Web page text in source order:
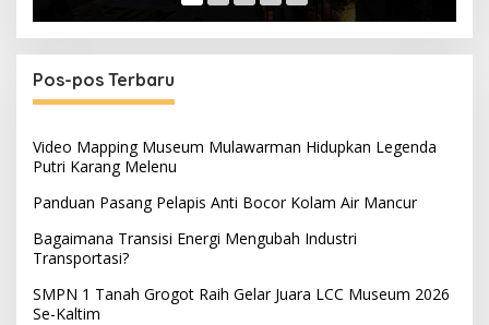
Pos-pos Terbaru
Video Mapping Museum Mulawarman Hidupkan Legenda
Putri Karang Melenu
Panduan Pasang Pelapis Anti Bocor Kolam Air Mancur
Bagaimana Transisi Energi Mengubah Industri
Transportasi?
SMPN 1 Tanah Grogot Raih Gelar Juara LCC Museum 2026
Se-Kaltim